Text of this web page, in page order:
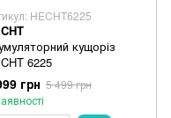
HECHT6225
кущоріз
6225
грн 5 499 грн